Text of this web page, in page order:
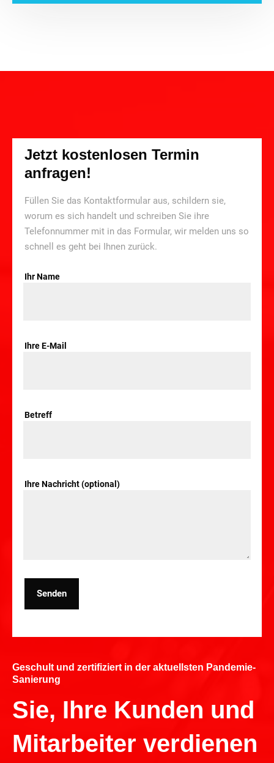
Jetzt kostenlosen Termin
anfragen!
Füllen Sie das Kontaktformular aus, schildern sie,
worum es sich handelt und schreiben Sie ihre
Telefonnummer mit in das Formular, wir melden uns so
schnell es geht bei Ihnen zurück.
Ihr Name
Ihre E-Mail
Betreff
Ihre Nachricht (optional)
Senden
Geschult und zertifiziert in der aktuellsten Pandemie-
Sanierung
Sie, Ihre Kunden und
Mitarbeiter verdienen